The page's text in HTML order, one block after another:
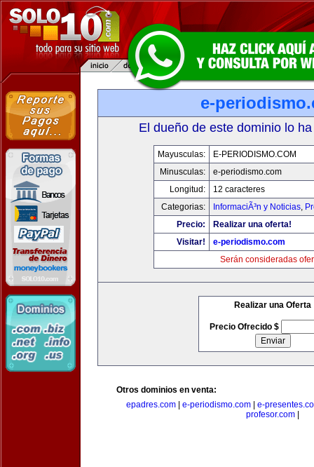
e-
El dueño de este dominio lo
Mayusculas:
E-PERIODISMO.COM
Minusculas:
e-periodismo.com
Longitud:
12 caracteres
Categorias:
InformaciÃ³n y Noticias,
Precio:
Realizar una oferta!
Visitar!
e-periodismo.com
Serán consideradas
Realizar una Oferta
Precio Ofrecido $
Otros dominios en venta:
epadres.com
e-periodismo.com
e-
profesor.com